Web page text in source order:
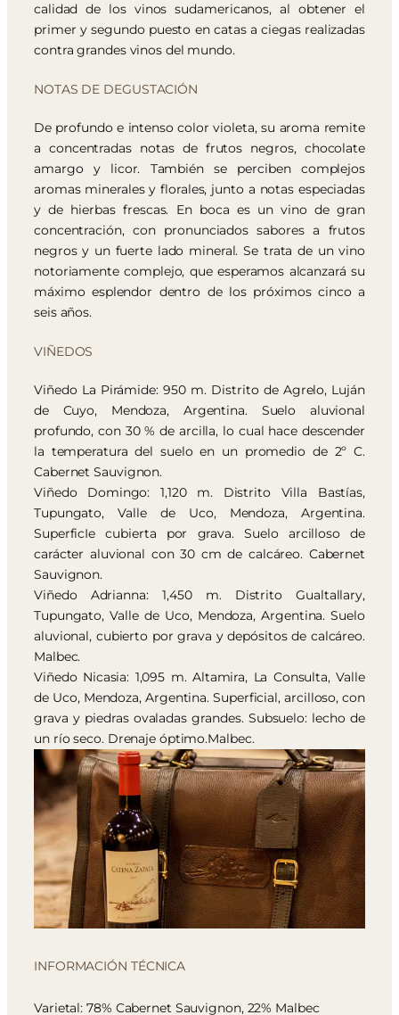
calidad de los vinos sudamericanos, al obtener el
primer y segundo puesto en catas a ciegas realizadas
contra grandes vinos del mundo.
NOTAS DE DEGUSTACIÓN
De profundo e intenso color violeta, su aroma remite
a concentradas notas de frutos negros, chocolate
amargo y licor. También se perciben complejos
aromas minerales y florales, junto a notas especiadas
y de hierbas frescas. En boca es un vino de gran
concentración, con pronunciados sabores a frutos
negros y un fuerte lado mineral. Se trata de un vino
notoriamente complejo, que esperamos alcanzará su
máximo esplendor dentro de los próximos cinco a
seis años.
VIÑEDOS
Viñedo La Pirámide: 950 m. Distrito de Agrelo, Luján
de Cuyo, Mendoza, Argentina. Suelo aluvional
profundo, con 30 % de arcilla, lo cual hace descender
la temperatura del suelo en un promedio de 2º C.
Cabernet Sauvignon.
Viñedo Domingo: 1,120 m. Distrito Villa Bastías,
Tupungato, Valle de Uco, Mendoza, Argentina.
SuperficIe cubierta por grava. Suelo arcilloso de
carácter aluvional con 30 cm de calcáreo. Cabernet
Sauvignon.
Viñedo Adrianna: 1,450 m. Distrito Gualtallary,
Tupungato, Valle de Uco, Mendoza, Argentina. Suelo
aluvional, cubierto por grava y depósitos de calcáreo.
Malbec.
Viñedo Nicasia: 1,095 m. Altamira, La Consulta, Valle
de Uco, Mendoza, Argentina. Superficial, arcilloso, con
grava y piedras ovaladas grandes. Subsuelo: lecho de
un río seco. Drenaje óptimo.Malbec.
INFORMACIÓN TÉCNICA
Varietal: 78% Cabernet Sauvignon, 22% Malbec